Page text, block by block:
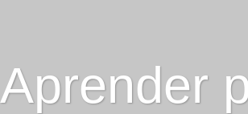
Aprender